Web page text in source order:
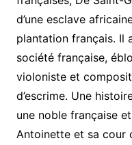
d’une esclave
plantation français. Il
société française,
violoniste et
d’escrime. Une
une noble française
Antoinette et sa cour